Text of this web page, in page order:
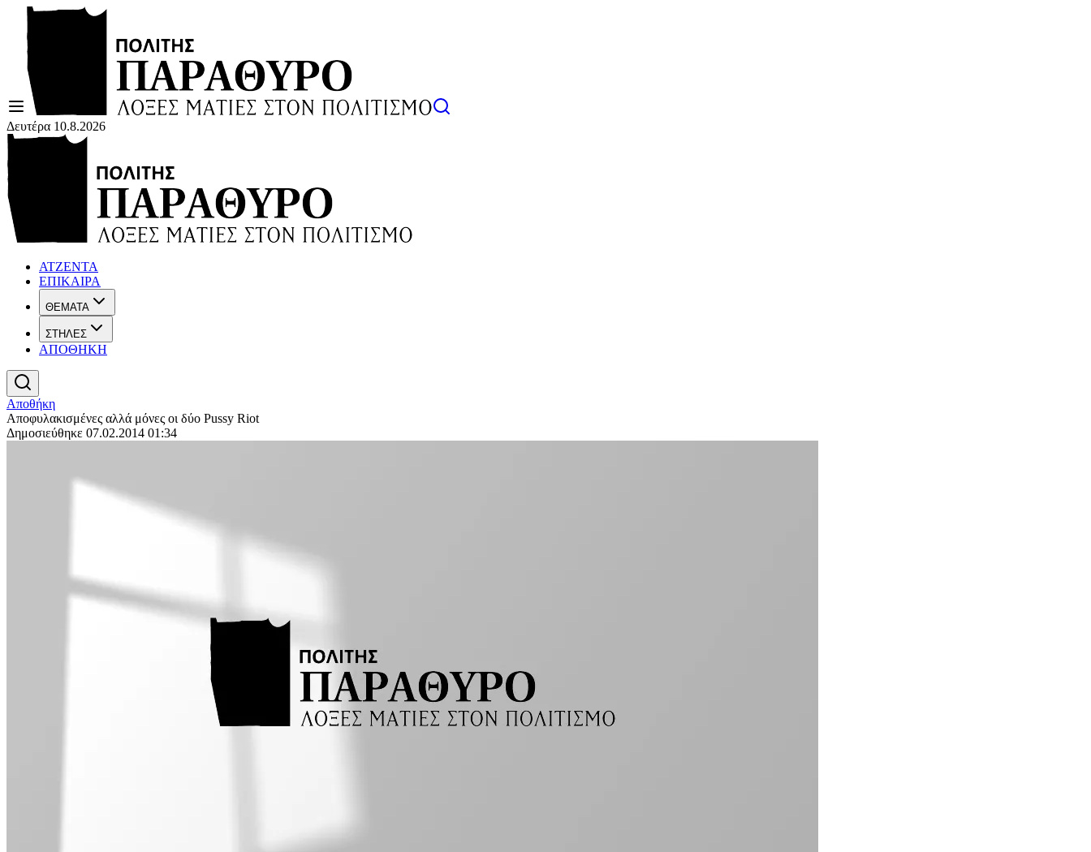
Δευτέρα 10.8.2026
ΑΤΖΕΝΤΑ
ΕΠΙΚΑΙΡΑ
ΘΕΜΑΤΑ
ΣΤΗΛΕΣ
ΑΠΟΘΗΚΗ
Αποθήκη
Αποφυλακισμένες αλλά μόνες οι δύο Pussy Riot
Δημοσιεύθηκε 07.02.2014 01:34